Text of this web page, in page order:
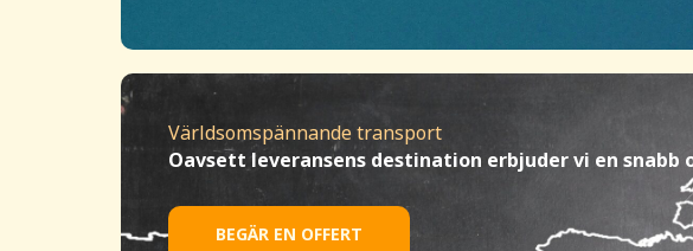
Världsomspännande transport
Oavsett leveransens destination erbjuder vi en
BEGÄR EN OFFERT